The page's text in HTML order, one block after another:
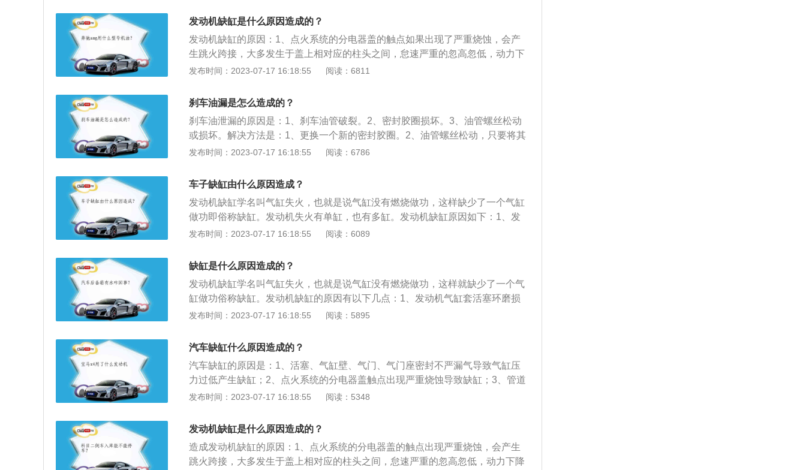
低使积碳过多造成火花塞漏电、跳火过弱或火花塞不能工作导致缺缸。5、喷油
嘴有积碳：喷油嘴有积碳堵塞不能精确喷射和雾化，容易卡死喷油嘴造成缺缸运
行。
发动机缺缸是什么原因造成的？
发动机缺缸的原因：1、点火系统的分电器盖的触点如果出现了严重烧蚀，会产
生跳火跨接，大多发生于盖上相对应的柱头之间，怠速严重的忽高忽低，动力下
降严重。2、点火线圈出现了故障也能导致缺缸现象，往往点火线圈的问题才会
死火灭车。3、缸线损耗也会造成发动机缺缸。缸线是否正常工作直接拔除分缸
线到是不用什么螺丝刀，插个火花塞上去，着车看一下，各缸一对比就可以知
道。
发布时间：2023-07-17 16:18:55 阅读：6811
刹车油漏是怎么造成的？
刹车油泄漏的原因是：1、刹车油管破裂。2、密封胶圈损坏。3、油管螺丝松动
或损坏。解决方法是：1、更换一个新的密封胶圈。2、油管螺丝松动，只要将其
拧紧就可以。相关资料介绍如下：1、刹车油不仅起到传递能量的作用，而且还
压刹车系统所使用的液体，必须不起化学作用，不受高温的影响，对金属及橡胶
不会产生腐蚀、软化、膨胀之影响，所采用的有DOT3、DOT4、DOT5。制动油
的容积会随着温度的变化而变化，因此刹车油储油壶上设有通气孔，从该孔被吸
进的空气里含有水分或杂质，水分会被制动液吸收或溶解，因此含有水分的制动
油沸点会降低。
发布时间：2023-07-17 16:18:55 阅读：6786
车子缺缸由什么原因造成？
发动机缺缸学名叫气缸失火，也就是说气缸没有燃烧做功，这样缺少了一个气缸
做功即俗称缺缸。发动机失火有单缸，也有多缸。发动机缺缸原因如下：1、发
动机气缸套活塞环磨损间隙大，进排气门关闭不严，气门油封漏气导致气缸压力
至不喷燃油而导致的缺缸。3、如果是高压共轨发动机，还有可能会出现发动机
电脑板ECU出现问题导致的缺缸。
发布时间：2023-07-17 16:18:55 阅读：6089
缺缸是什么原因造成的？
发动机缺缸学名叫气缸失火，也就是说气缸没有燃烧做功，这样就缺少了一个气
缸做功俗称缺缸。发动机缺缸的原因有以下几点：1、发动机气缸套活塞环磨损
间隙大，气门油封漏气导致气缸压力不足产生的缺缸。发动机维护保养不及时，
甚至不喷燃油而导致的缺缸。3、若是高压共轨发动机，可能会出现发动机电脑
板ECU出现问题导致的缺缸。
发布时间：2023-07-17 16:18:55 阅读：5895
汽车缺缸什么原因造成的？
汽车缺缸的原因是：1、活塞、气缸壁、气门、气门座密封不严漏气导致气缸压
力过低产生缺缸；2、点火系统的分电器盖触点出现严重烧蚀导致缺缸；3、管道
漏气会使空气经过有漏气的管道进入气缸，导致发动机不能正常工作造成缺缸；
致缺缸；5、喷油嘴聚有积碳堵塞不能精确喷射和雾化，容易卡死喷油嘴造成缺
缸运行。
发布时间：2023-07-17 16:18:55 阅读：5348
发动机缺缸是什么原因造成的？
造成发动机缺缸的原因：1、点火系统的分电器盖的触点出现严重烧蚀，会产生
跳火跨接，大多发生于盖上相对应的柱头之间，怠速严重的忽高忽低，动力下降